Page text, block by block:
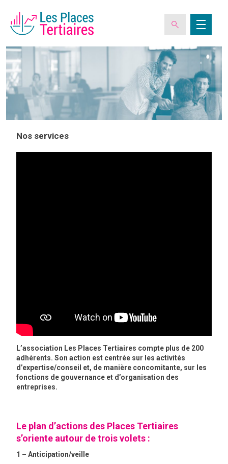
ESPACE ADHÉRENT
LES CLUBS DES PLACES TERTIAIRES
Nos services
L’association Les Places Tertiaires compte plus de 200
adhérents. Son action est centrée sur les activités
d’expertise/conseil et, de manière concomitante, sur les
fonctions de gouvernance et d’organisation des
entreprises.
Le plan d’actions des Places Tertiaires
s’oriente autour de trois volets :
1 – Anticipation/veille